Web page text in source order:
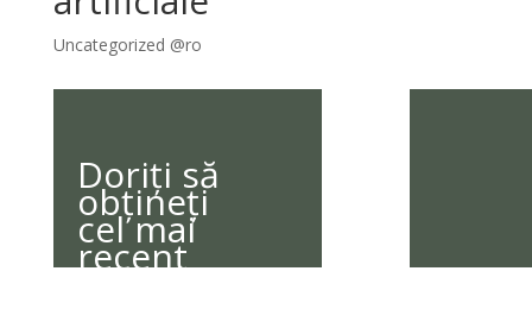
Uncategorized @ro
Doriți să
obțineți
cel mai
recent
catalog?